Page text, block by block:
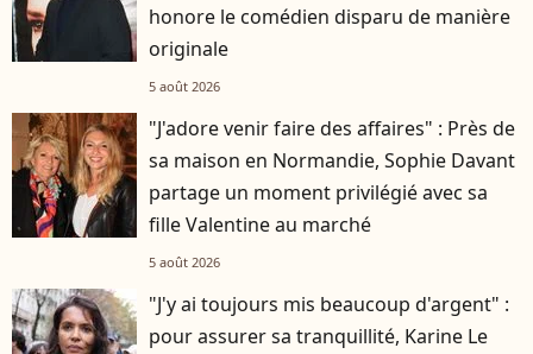
honore le comédien disparu de manière
originale
5 août 2026
"J'adore venir faire des affaires" : Près de
sa maison en Normandie, Sophie Davant
partage un moment privilégié avec sa
fille Valentine au marché
5 août 2026
"J'y ai toujours mis beaucoup d'argent" :
pour assurer sa tranquillité, Karine Le